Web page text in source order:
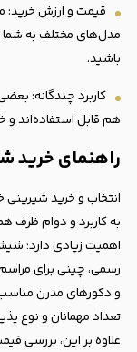
قیمت و ارزش خرید:
مدل‌های مختلف به شما
باشید.
کاربرد چندگانه:
هم قابل استفاده‌اند
راهنمای خرید
انتخاب و خرید شیرینی
به کاربرد و دوام
اهمیت زیادی دارد؛
رسمی، چینی برای
و دکورهای مدرن
تعداد مهمانان و نوع
علاوه بر این، بررسی